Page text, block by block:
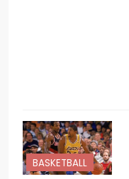
BASKETBALL